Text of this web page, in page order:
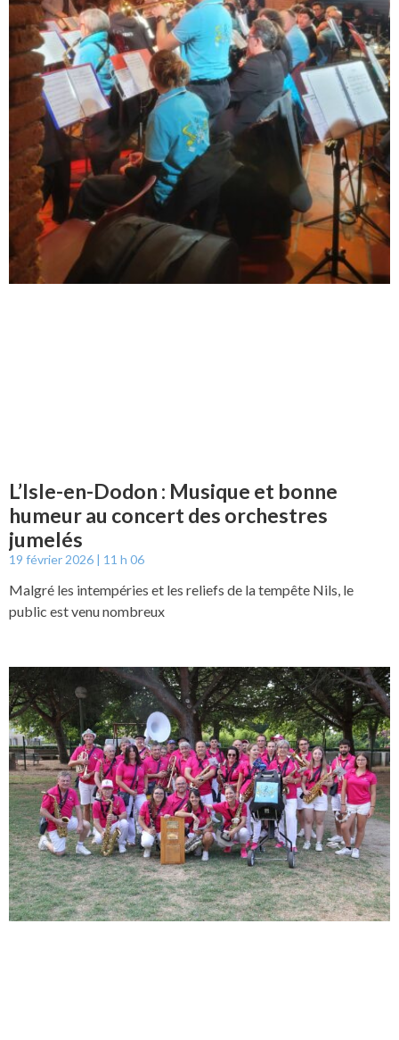
L’Isle-en-Dodon : Musique et bonne
humeur au concert des orchestres
jumelés
19 février 2026 11 h 06
Malgré les intempéries et les reliefs de la tempête Nils, le
public est venu nombreux